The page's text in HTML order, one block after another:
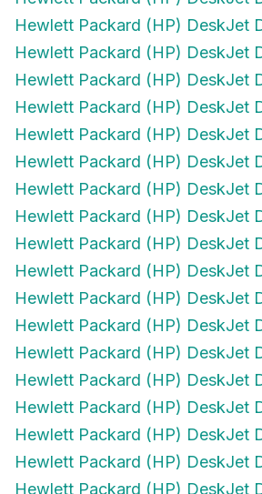
Hewlett Packard (HP) DeskJet D
Hewlett Packard (HP) DeskJet
Hewlett Packard (HP) DeskJet
Hewlett Packard (HP) DeskJet
Hewlett Packard (HP) DeskJet
Hewlett Packard (HP) DeskJet
Hewlett Packard (HP) DeskJet
Hewlett Packard (HP) DeskJet
Hewlett Packard (HP) DeskJet
Hewlett Packard (HP) DeskJet
Hewlett Packard (HP) DeskJet
Hewlett Packard (HP) DeskJet
Hewlett Packard (HP) DeskJet
Hewlett Packard (HP) DeskJet
Hewlett Packard (HP) DeskJet
Hewlett Packard (HP) DeskJet
Hewlett Packard (HP) DeskJet
Hewlett Packard (HP) DeskJet